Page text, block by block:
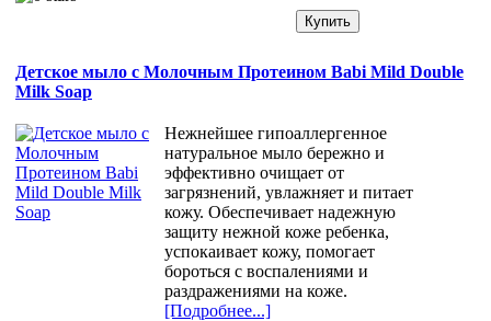
Детское мыло c Молочным Протеином Babi Mild Double
Milk Soap
Нежнейшее гипоаллергенное
натуральное мыло бережно и
эффективно очищает от
загрязнений, увлажняет и питает
кожу. Обеспечивает надежную
защиту нежной коже ребенка,
успокаивает кожу, помогает
бороться с воспалениями и
раздражениями на коже.
[Подробнее...]